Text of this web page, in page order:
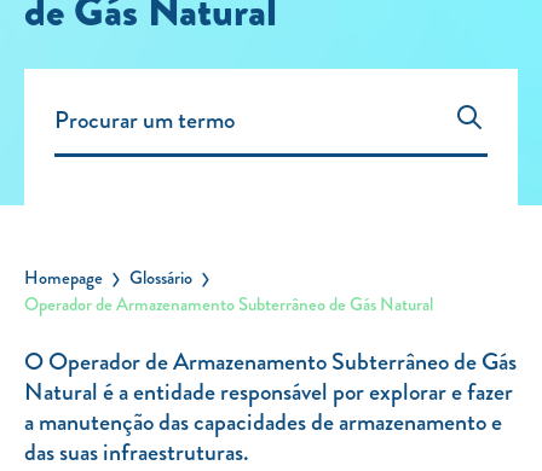
Carregar Fora de Casa
Empresas
Rede de lojas
Leituras
Contactos
FAQ
Mais informações
SERVIÇOS
Homepage
Glossário
Operador de Armazenamento Subterrâneo de Gás Natural
O Operador de Armazenamento Subterrâneo de Gás
Natural é a entidade responsável por explorar e fazer
a manutenção das capacidades de armazenamento e
das suas infraestruturas.